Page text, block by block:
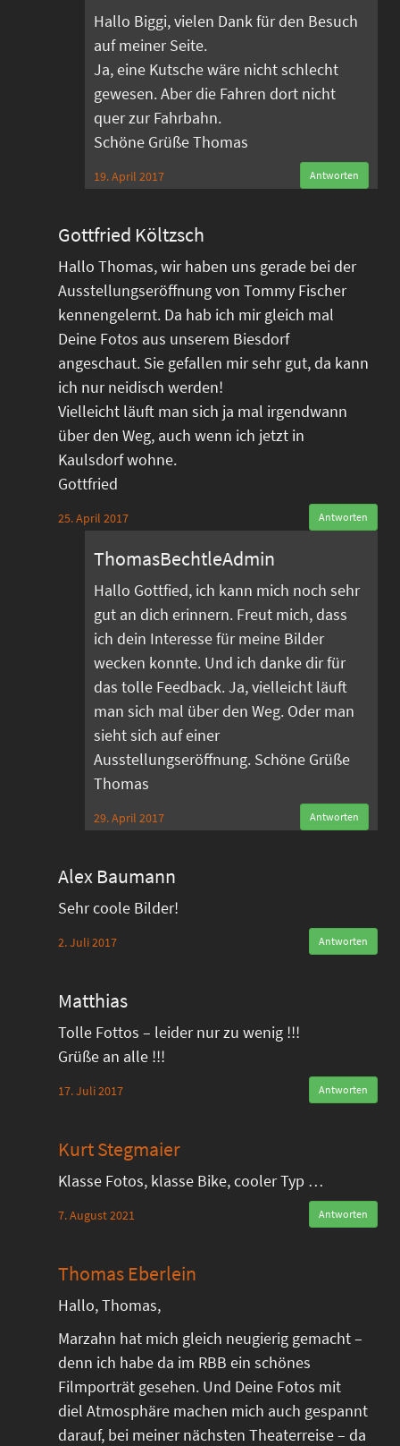
Hallo Biggi, vielen Dank für den Besuch
auf meiner Seite.
Ja, eine Kutsche wäre nicht schlecht
gewesen. Aber die Fahren dort nicht
quer zur Fahrbahn.
Schöne Grüße Thomas
19. April 2017 Antworten
Gottfried Költzsch
Hallo Thomas, wir haben uns gerade bei der
Ausstellungseröffnung von Tommy Fischer
kennengelernt. Da hab ich mir gleich mal
Deine Fotos aus unserem Biesdorf
angeschaut. Sie gefallen mir sehr gut, da kann
ich nur neidisch werden!
Vielleicht läuft man sich ja mal irgendwann
über den Weg, auch wenn ich jetzt in
Kaulsdorf wohne.
Gottfried
25. April 2017 Antworten
ThomasBechtleAdmin
Hallo Gottfied, ich kann mich noch sehr
gut an dich erinnern. Freut mich, dass
ich dein Interesse für meine Bilder
wecken konnte. Und ich danke dir für
das tolle Feedback. Ja, vielleicht läuft
man sich mal über den Weg. Oder man
sieht sich auf einer
Ausstellungseröffnung. Schöne Grüße
Thomas
29. April 2017 Antworten
Alex Baumann
Sehr coole Bilder!
2. Juli 2017 Antworten
Matthias
Tolle Fottos – leider nur zu wenig !!!
Grüße an alle !!!
17. Juli 2017 Antworten
Kurt Stegmaier
Klasse Fotos, klasse Bike, cooler Typ …
7. August 2021 Antworten
Thomas Eberlein
Hallo, Thomas,
Marzahn hat mich gleich neugierig gemacht –
denn ich habe da im RBB ein schönes
Filmporträt gesehen. Und Deine Fotos mit
diel Atmosphäre machen mich auch gespannt
darauf, bei meiner nächsten Theaterreise – da